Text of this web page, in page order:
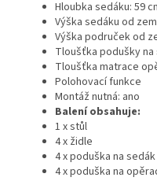
Hloubka sedáku: 59
Výška sedáku od
Výška područek od
Tloušťka podušky na
Tloušťka matrace
Polohovací funkce
Montáž nutná: ano
Balení obsahuje:
1 x stůl
4 x židle
4 x poduška na sedák
4 x poduška na